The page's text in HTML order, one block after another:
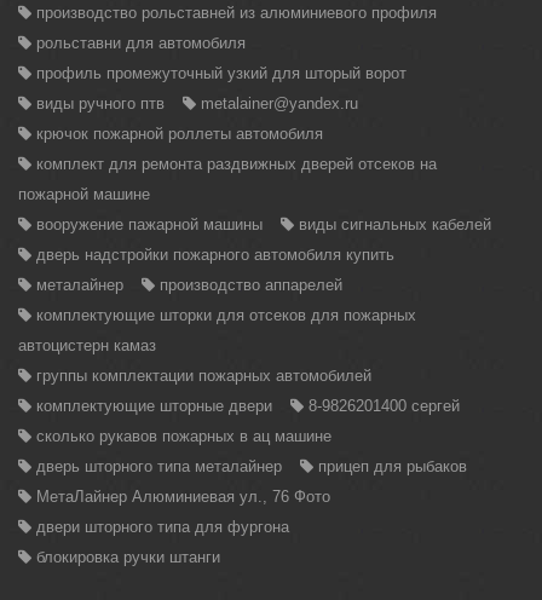
производство рольставней из алюминиевого профиля
рольставни для автомобиля
профиль промежуточный узкий для шторый ворот
виды ручного птв
metalainer@yandex.ru
крючок пожарной роллеты автомобиля
комплект для ремонта раздвижных дверей отсеков на
пожарной машине
вооружение пажарной машины
виды сигнальных кабелей
дверь надстройки пожарного автомобиля купить
металайнер
производство аппарелей
комплектующие шторки для отсеков для пожарных
автоцистерн камаз
группы комплектации пожарных автомобилей
комплектующие шторные двери
8-9826201400 сергей
сколько рукавов пожарных в ац машине
дверь шторного типа металайнер
прицеп для рыбаков
МетаЛайнер Алюминиевая ул., 76 Фото
двери шторного типа для фургона
блокировка ручки штанги